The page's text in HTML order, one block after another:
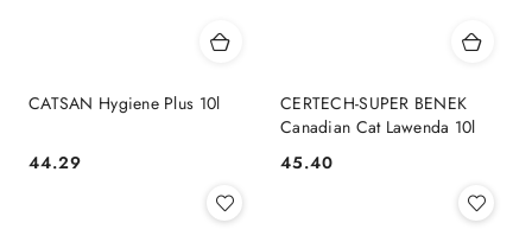
CATSAN Hygiene Plus 10l
Cena:
44.29
CERTECH-SUPER BENEK
Canadian Cat Lawenda 10l
Cena:
45.40